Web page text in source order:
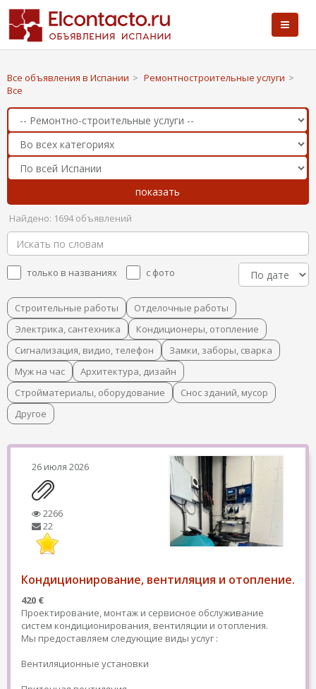
Все объявления в Испании > Ремонтностроительные услуги >
Все
Найдено: 1694 объявлений
только в названиях с фото
Строительные работы
Отделочные работы
Электрика, сантехника
Кондиционеры, отопление
Сигнализация, видио, телефон
Замки, заборы, сварка
Муж на час
Архитектура, дизайн
Стройматериалы, оборудование
Снос зданий, мусор
Другое
26 июля 2026
2266
22
Кондиционирование, вентиляция и отопление.
420 €
Проектирование, монтаж и сервисное обслуживание
систем кондиционирования, вентиляции и отопления.
Мы предоставляем следующие виды услуг :
Вентиляционные установки